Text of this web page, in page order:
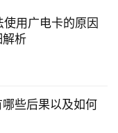
用广电卡的原因
解析
些后果以及如何